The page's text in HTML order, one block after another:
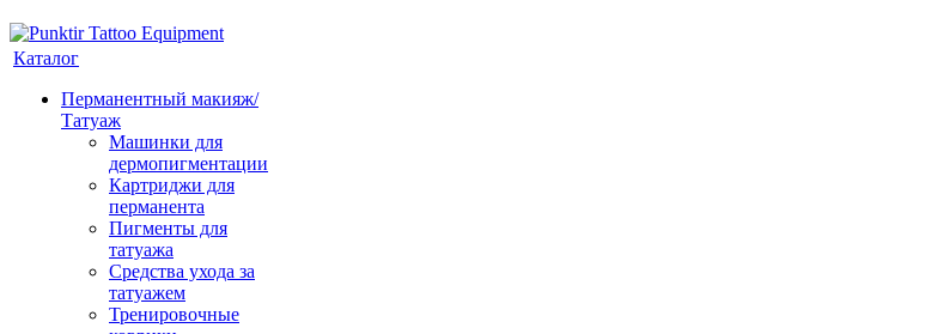
Каталог
Перманентный макияж/
Татуаж
Машинки для
дермопигментации
Картриджи для
перманента
Пигменты для
татуажа
Средства ухода за
татуажем
Тренировочные